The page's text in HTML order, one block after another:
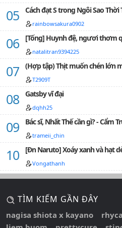
Cách đạt S trong Ngôi Sao Thời
rainbowsakura0902
[Tống] Huynh đệ, ngươi thơm
natalitran9394225
(Hợp tập) Thịt muốn chén lớn
T2909T
Gatsby vĩ đại
dqhh25
Bác sĩ, Nhất Thế cần gì? - Cẩm
trameii_chin
[Đn Naruto] Xoáy xanh và hạt
Vongathanh
TÌM KIẾM GẦN ĐÂY
nagisa shiota x kayano